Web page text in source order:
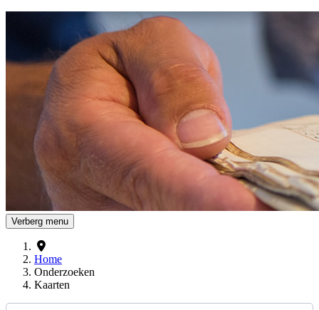
Drents Archief
Verberg menu
Home
Onderzoeken
Kaarten